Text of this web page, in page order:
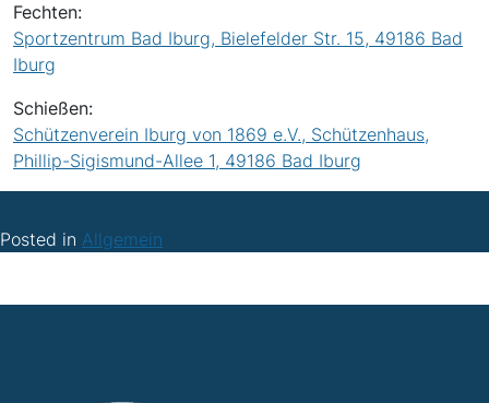
Fechten:
Sportzentrum Bad Iburg, Bielefelder Str. 15, 49186 Bad
Iburg
Schießen:
Schützenverein Iburg von 1869 e.V., Schützenhaus,
Phillip-Sigismund-Allee 1, 49186 Bad Iburg
Posted in Allgemein